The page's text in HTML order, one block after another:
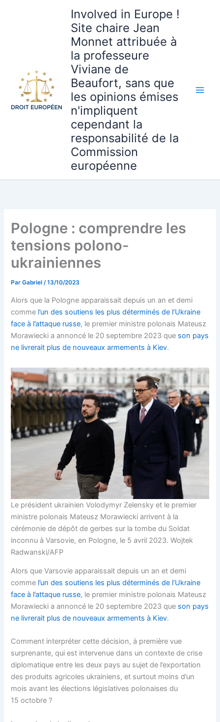
Involved in Europe !
Site chaire Jean
Monnet attribuée à
la professeure
Viviane de
Beaufort, sans que
les opinions émises
n'impliquent
cependant la
responsabilité de la
Commission
européenne
Pologne : comprendre les
tensions polono-
ukrainiennes
ParGabriel/13/10/2023
Alors que la Pologne apparaissait depuis un an et demi
comme l’un des soutiens les plus déterminés de l’Ukraine
face à l’attaque russe, le premier ministre polonais Mateusz
Morawiecki a annoncé le 20 septembre 2023 que son pays
ne livrerait plus de nouveaux armements à Kiev.
Le président ukrainien Volodymyr Zelensky et le premier
ministre polonais Mateusz Morawiecki arrivent à la
cérémonie de dépôt de gerbes sur la tombe du Soldat
inconnu à Varsovie, en Pologne, le 5 avril 2023. Wojtek
Radwanski/AFP
Alors que Varsovie apparaissait depuis un an et demi
comme l’un des soutiens les plus déterminés de l’Ukraine
face à l’attaque russe, le premier ministre polonais Mateusz
Morawiecki a annoncé le 20 septembre 2023 que son pays
ne livrerait plus de nouveaux armements à Kiev.
Comment interpréter cette décision, à première vue
surprenante, qui est intervenue dans un contexte de crise
diplomatique entre les deux pays au sujet de l’exportation
des produits agricoles ukrainiens, et surtout moins d’un
mois avant les élections législatives polonaises du
15 octobre ?